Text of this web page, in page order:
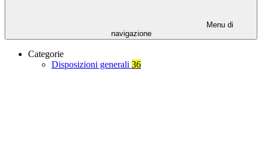
Menu di
navigazione
Categorie
Disposizioni generali 36